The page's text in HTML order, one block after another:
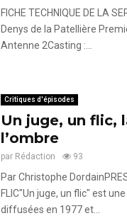
FICHE TECHNIQUE DE LA
Denys de la Patellière
Antenne 2Casting :...
Critiques d'épisodes
Un juge, un flic,
l’ombre
par Rédaction 93
Par Christophe
FLIC"Un juge, un flic" est
diffusées en 1977 et...